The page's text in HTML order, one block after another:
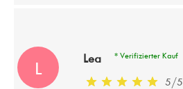
L Lea * Verifizierter Kauf
5/5